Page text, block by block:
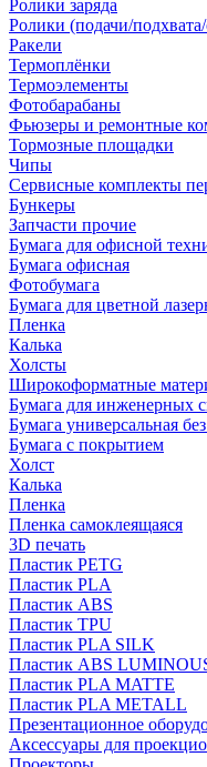
Ролики заряда
Ролики (подачи/
Ракели
Термоплёнки
Термоэлементы
Фотобарабаны
Фьюзеры и ремонтные
Тормозные площадки
Чипы
Сервисные комплекты
Бункеры
Запчасти прочие
Бумага для офисной
Бумага офисная
Фотобумага
Бумага для цветной
Пленка
Калька
Холсты
Широкоформатные
Бумага для инженерных
Бумага универсальная
Бумага с покрытием
Холст
Калька
Пленка
Пленка самоклеящаяся
3D печать
Пластик PETG
Пластик PLA
Пластик ABS
Пластик TPU
Пластик PLA SILK
Пластик ABS
Пластик PLA MATTE
Пластик PLA METALL
Презентационное
Аксессуары для